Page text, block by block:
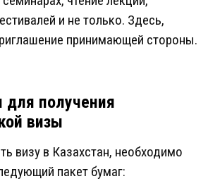
и не только. Здесь,
принимающей стороны.
получения
визы
визу в Казахстан, необходимо
пакет бумаг: